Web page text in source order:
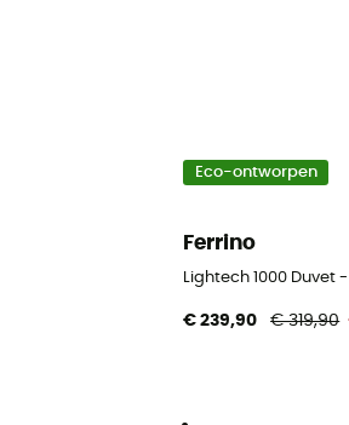
Eco-ontworpen
Ferrino
Lightech 1000 Duvet
€ 239,90 € 319,90